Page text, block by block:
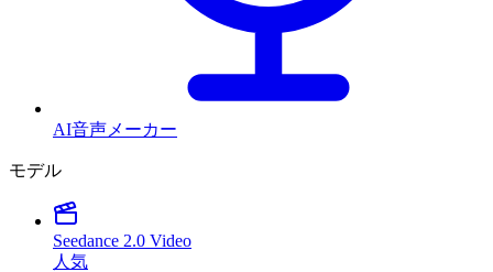
AI音声メーカー
モデル
Seedance 2.0 Video
人気